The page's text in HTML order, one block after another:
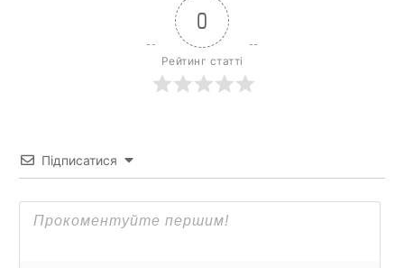
0
Рейтинг статті
Підписатися